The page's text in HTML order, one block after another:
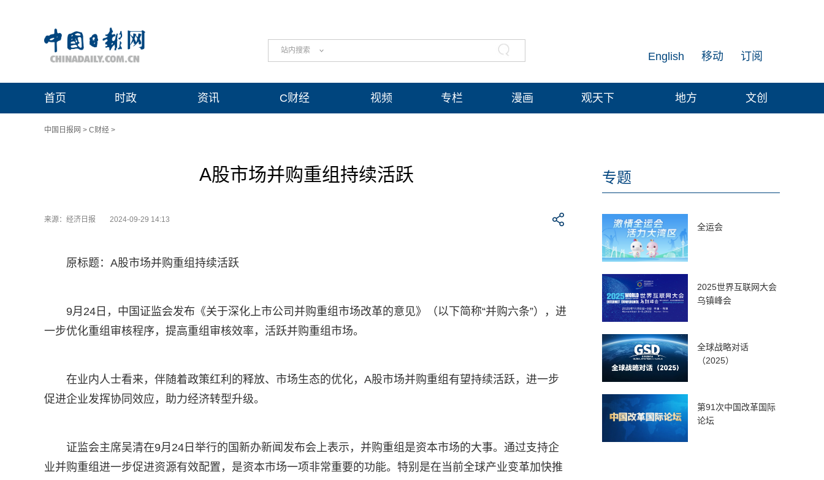
站内搜索 订阅
移动
English
首页 时政 资讯 C财经 视频 专栏 漫画 观天下 地方 文创
中国日报网 > C财经 >
A股市场并购重组持续活跃
来源：经济日报 2024-09-29 14:13
原标题：A股市场并购重组持续活跃
9月24日，中国证监会发布《关于深化上市公司并购重组市场改革的意见》（以下简称“并购六条”），进
一步优化重组审核程序，提高重组审核效率，活跃并购重组市场。
在业内人士看来，伴随着政策红利的释放、市场生态的优化，A股市场并购重组有望持续活跃，进一步
促进企业发挥协同效应，助力经济转型升级。
证监会主席吴清在9月24日举行的国新办新闻发布会上表示，并购重组是资本市场的大事。通过支持企
业并购重组进一步促进资源有效配置，是资本市场一项非常重要的功能。特别是在当前全球产业变革加快推
专题
全运会
2025世界互联网大会
乌镇峰会
全球战略对话
（2025）
第91次中国改革国际
论坛